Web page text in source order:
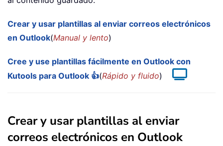
Crear y usar plantillas al enviar correos electrónicos
en Outlook(Manual y lento)
Cree y use plantillas fácilmente en Outlook con
Kutools para Outlook 👍(Rápido y fluido)
Crear y usar plantillas al enviar
correos electrónicos en Outlook